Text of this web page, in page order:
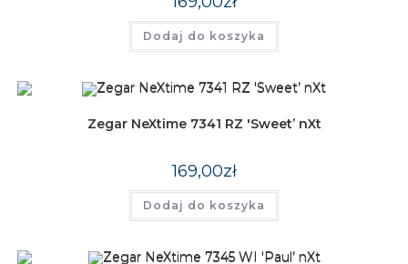
Dodaj do koszyka
Zegar NeXtime 7341 RZ 'Sweet’ nXt
169,00zł
Dodaj do koszyka